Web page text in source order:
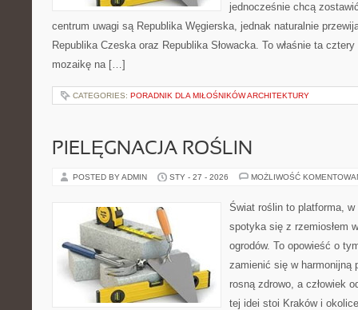
jednocześnie chcą
centrum uwagi są Republika Węgierska, jednak naturalnie
Republika Czeska oraz Republika Słowacka. To właśnie ta
mozaikę na […]
CATEGORIES: PORADNIK DLA MIŁOŚNIKÓW ARCHITEKTURY
PIELĘGNACJA ROŚLIN
POSTED BY ADMIN STY - 27 - 2026 MOŻLIWOŚĆ
Świat roślin to platforma, w
spotyka się z rzemiosłem
ogrodów. To opowieść o
zamienić się w harmonijną
rosną zdrowo, a człowiek
tej idei stoi Kraków i